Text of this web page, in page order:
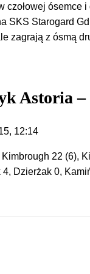
czołowej ósemce
SKS Starogard
zagrają z ósmą
Astoria
12:14
22 (6),
Dzierżak 0,